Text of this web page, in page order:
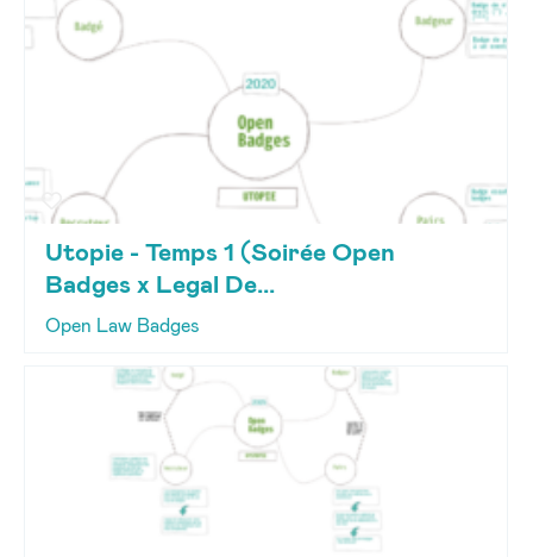
Utopie - Temps 1 (Soirée Open
Badges x Legal De...
Open Law Badges